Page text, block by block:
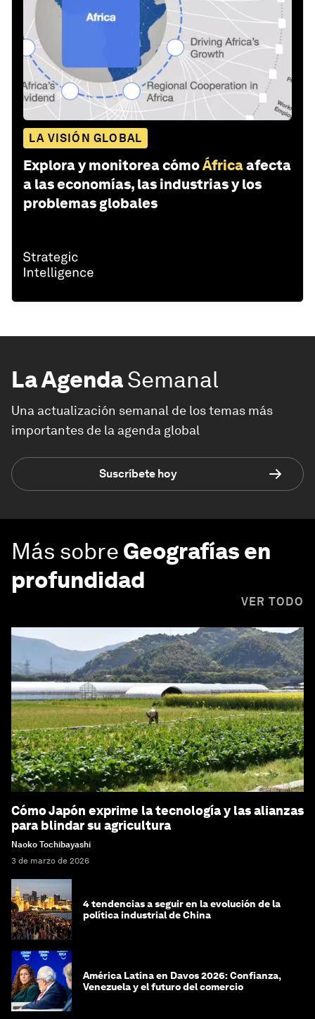
LA VISIÓN GLOBAL
Explora y monitorea cómoÁfricaafecta
a las economías, las industrias y los
problemas globales
La AgendaSemanal
Una actualización semanal de los temas más
importantes de la agenda global
Suscríbete hoy
Más sobre Geografías en
profundidad
VER TODO
Cómo Japón exprime la tecnología y las alianzas
para blindar su agricultura
Naoko Tochibayashi
3 de marzo de 2026
4 tendencias a seguir en la evolución de la
política industrial de China
América Latina en Davos 2026: Confianza,
Venezuela y el futuro del comercio